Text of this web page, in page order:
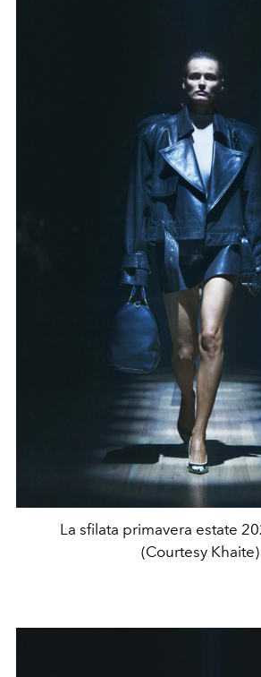
La sfilata primavera estate
(Courtesy Khaite)